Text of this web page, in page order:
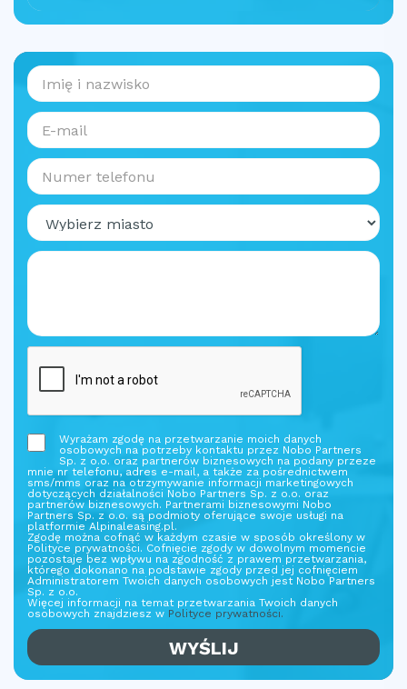
Wyrażam zgodę na przetwarzanie moich danych
osobowych na potrzeby kontaktu przez Nobo Partners
Sp. z o.o. oraz partnerów biznesowych na podany przeze
mnie nr telefonu, adres e-mail, a także za pośrednictwem
sms/mms oraz na otrzymywanie informacji marketingowych
dotyczących działalności Nobo Partners Sp. z o.o. oraz
partnerów biznesowych. Partnerami biznesowymi Nobo
Partners Sp. z o.o. są podmioty oferujące swoje usługi na
platformie Alpinaleasing.pl.
Zgodę można cofnąć w każdym czasie w sposób określony w
Polityce prywatności. Cofnięcie zgody w dowolnym momencie
pozostaje bez wpływu na zgodność z prawem przetwarzania,
którego dokonano na podstawie zgody przed jej cofnięciem
Administratorem Twoich danych osobowych jest Nobo Partners
Sp. z o.o.
Więcej informacji na temat przetwarzania Twoich danych
osobowych znajdziesz w Polityce prywatności.